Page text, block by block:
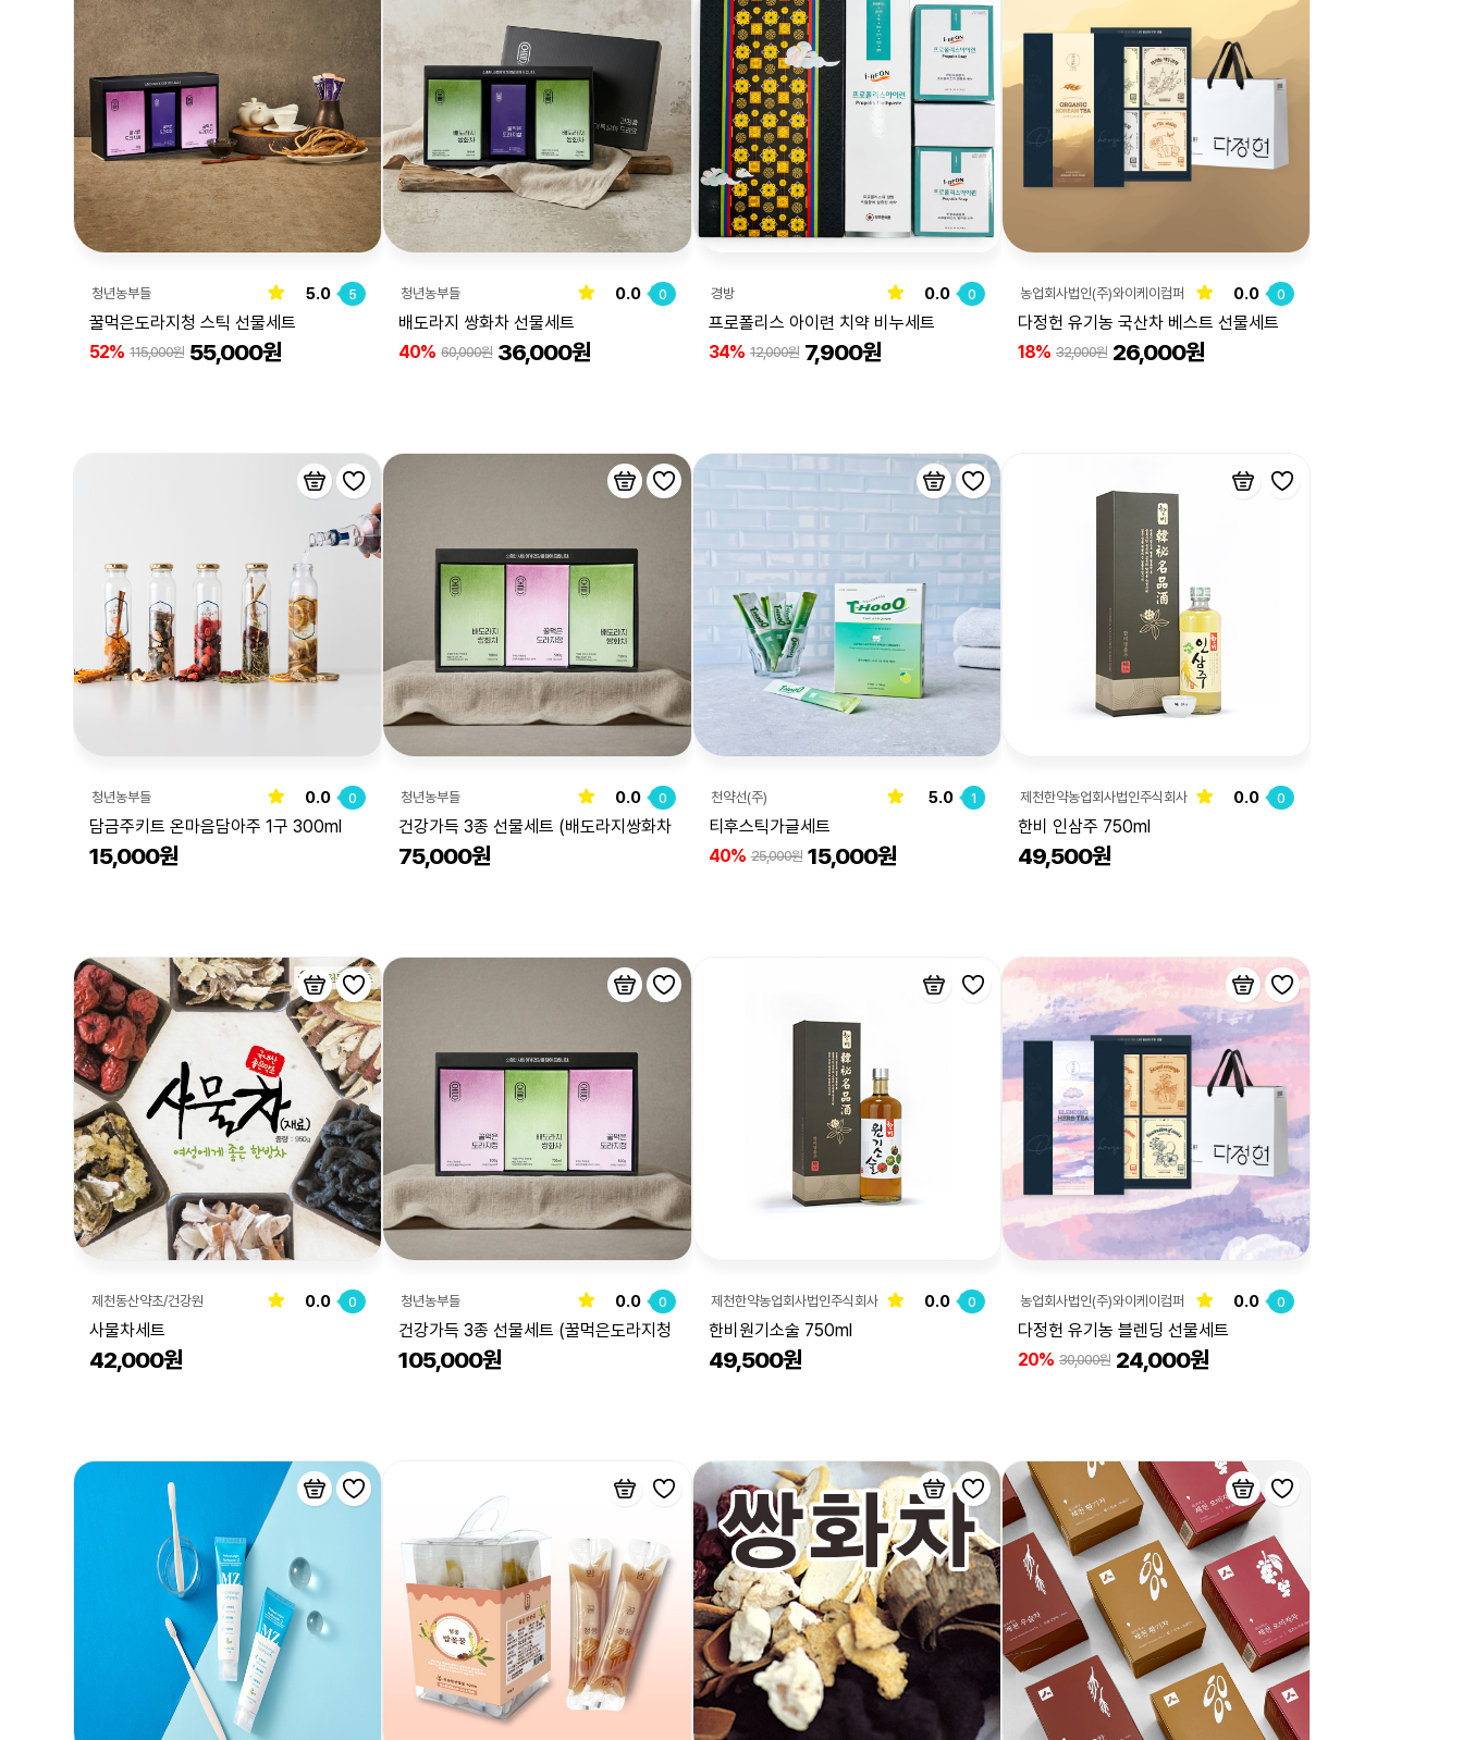
청년농부들 5.0 5
꿀먹은도라지청 스틱 선물세트
52% 115,000원 55,000원
청년농부들 0.0 0
배도라지 쌍화차 선물세트
40% 60,000원 36,000원
경방 0.0 0
프로폴리스 아이련 치약 비누세트
34% 12,000원 7,900원
농업회사법인(주)와이케이컴퍼
니
0.0 0
다정헌 유기농 국산차 베스트 선물세트
18% 32,000원 26,000원
청년농부들 0.0 0
담금주키트 온마음담아주 1구 300ml
15,000원
청년농부들 0.0 0
건강가득 3종 선물세트 (배도라지쌍화차
*2개, 꿀먹은도라지청 스틱)
75,000원
천약선(주) 5.0 1
티후스틱가글세트
40% 25,000원 15,000원
제천한약농업회사법인주식회사 0.0 0
한비 인삼주 750ml
49,500원
제천동산약초/건강원 0.0 0
사물차세트
42,000원
청년농부들 0.0 0
건강가득 3종 선물세트 (꿀먹은도라지청
스틱*2개, 배도라지쌍화차)
105,000원
제천한약농업회사법인주식회사 0.0 0
한비원기소술 750ml
49,500원
농업회사법인(주)와이케이컴퍼
니
0.0 0
다정헌 유기농 블렌딩 선물세트
20% 30,000원 24,000원